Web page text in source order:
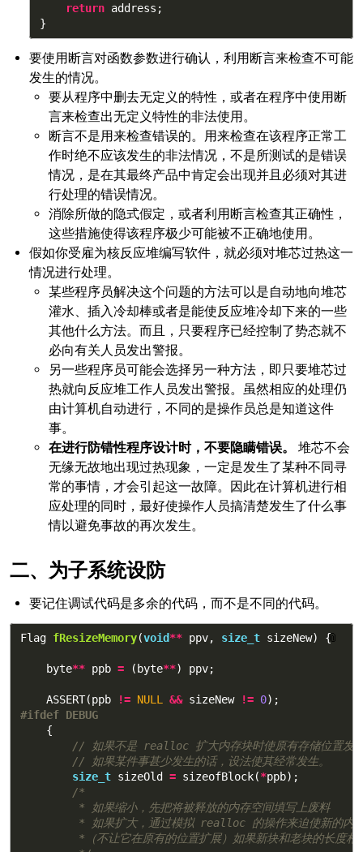
return address ;
}
要使用断言对函数参数进行确认，利用断言来检查不可能
发生的情况。
要从程序中删去无定义的特性，或者在程序中使用断
言来检查出无定义特性的非法使用。
断言不是用来检查错误的。用来检查在该程序正常工
作时绝不应该发生的非法情况，不是所测试的是错误
情况，是在其最终产品中肯定会出现并且必须对其进
行处理的错误情况。
消除所做的隐式假定，或者利用断言检查其正确性，
这些措施使得该程序极少可能被不正确地使用。
假如你受雇为核反应堆编写软件，就必须对堆芯过热这一
情况进行处理。
某些程序员解决这个问题的方法可以是自动地向堆芯
灌水、插入冷却棒或者是能使反应堆冷却下来的一些
其他什么方法。而且，只要程序已经控制了势态就不
必向有关人员发出警报。
另一些程序员可能会选择另一种方法，即只要堆芯过
热就向反应堆工作人员发出警报。虽然相应的处理仍
由计算机自动进行，不同的是操作员总是知道这件
事。
在进行防错性程序设计时，不要隐瞒错误。
堆芯不会
无缘无故地出现过热现象，一定是发生了某种不同寻
常的事情，才会引起这一故障。因此在计算机进行相
应处理的同时，最好使操作人员搞清楚发生了什么事
情以避免事故的再次发生。
为子系统设防
要记住调试代码是多余的代码，而不是不同的代码。
📎
Flag fResizeMemory(void** ppv, size_t sizeNew) {
byte** ppb = ( byte**) ppv;
ASSERT(ppb != NULL && sizeNew != 0);
{
// 如果不是 realloc 扩大内存块时使原有存储位置发生
// 如果某件事甚少发生的话，设法使其经常发生。
size_t sizeOld = sizeofBlock(*ppb);
/*
         * 如果缩小，先把将被释放的内存空间填写上废料
* 如果扩大，通过模拟 realloc 的操作来迫使新的内
*（不让它在原有的位置扩展）如果新块和老块的长度相